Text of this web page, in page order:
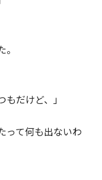
だけど、」
って何も出ないわ